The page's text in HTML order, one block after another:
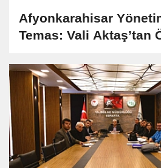
Afyonkarahisar
Temas: Vali Aktaş’tan